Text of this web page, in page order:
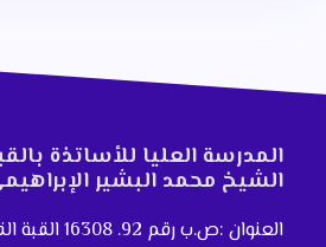
المدرسة العليا للأساتذة
الشيخ محمد البشير
العنوان :ص.ب رقم 92. 16308 القبة القديمة الجزائر